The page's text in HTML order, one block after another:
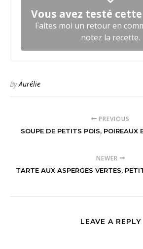
Vous avez testé
Faites moi un retour en
notez la recette.
ByAurélie
PREVIOUS
SOUPE DE PETITS POIS, POIREAUX
NEWER
TARTE AUX ASPERGES VERTES,
LEAVE A REPLY